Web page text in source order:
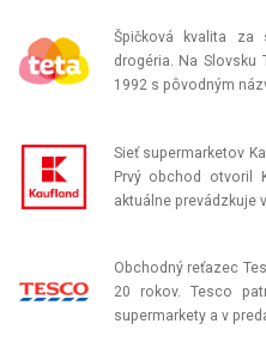
Špičková kvalita
drogéria. Na Slovsku
1992 s pôvodným
Sieť supermarketov
Prvý obchod otvoril
aktuálne prevádzkuje
Obchodný reťazec
20 rokov. Tesco
supermarkety a v